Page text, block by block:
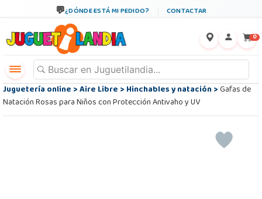
¿DÓNDE ESTÁ MI PEDIDO? CONTACTAR
0
Juguetería online>Aire Libre>Hinchables y natación>Gafas de
Natación Rosas para Niños con Protección Antivaho y UV